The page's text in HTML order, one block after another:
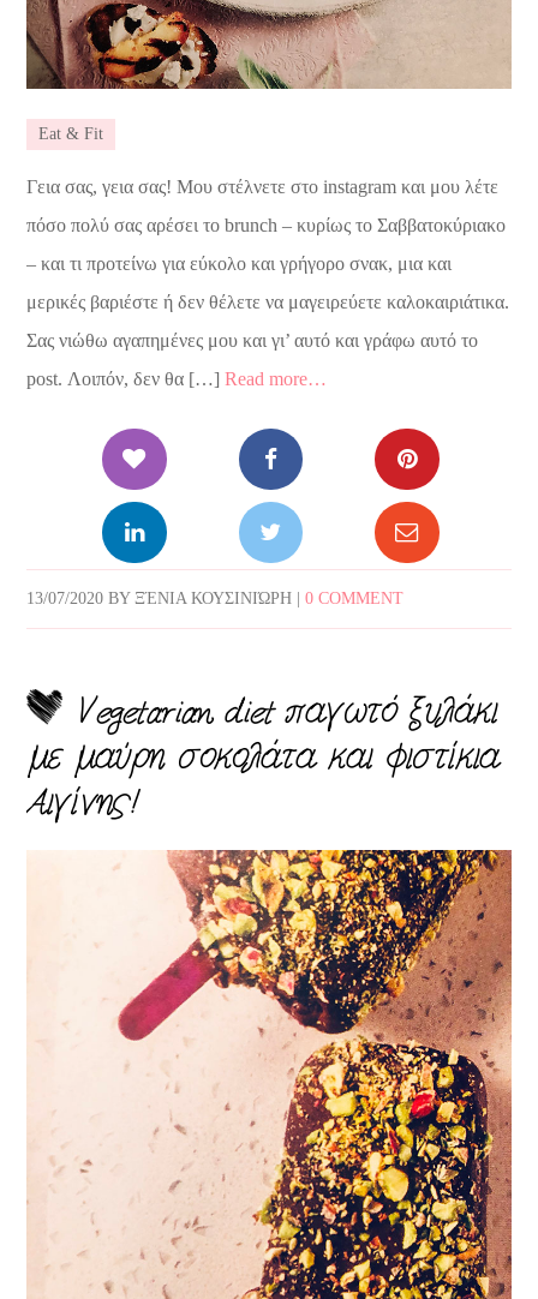
Eat & Fit
Γεια σας, γεια σας! Μου στέλνετε στο instagram και μου λέτε
πόσο πολύ σας αρέσει το brunch – κυρίως το Σαββατοκύριακο
– και τι προτείνω για εύκολο και γρήγορο σνακ, μια και
μερικές βαριέστε ή δεν θέλετε να μαγειρεύετε καλοκαιριάτικα.
Σας νιώθω αγαπημένες μου και γι’ αυτό και γράφω αυτό το
post. Λοιπόν, δεν θα […]Read more…
13/07/2020 BYΞΈΝΙΑ ΚΟΥΣΙΝΙΏΡΗ |0 COMMENT
Vegetarian diet παγωτό ξυλάκι
με μαύρη σοκολάτα και φιστίκια
Αιγίνης!